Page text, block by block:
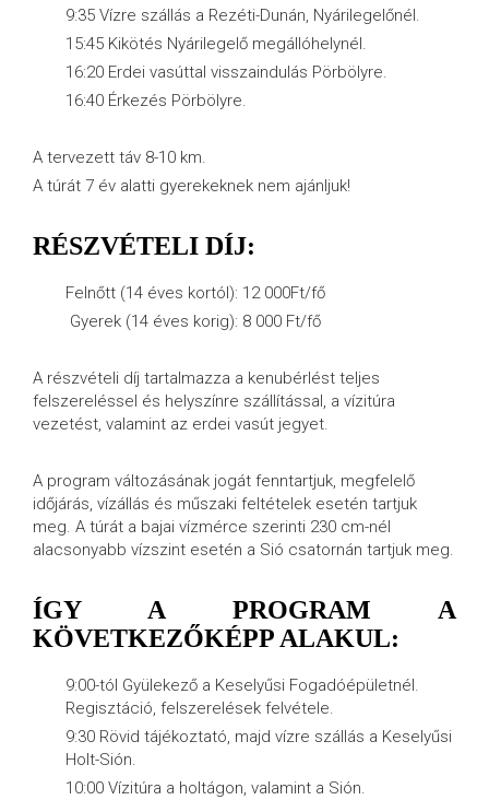
9:35 Vízre szállás a Rezéti-Dunán, Nyárilegelőnél.
15:45 Kikötés Nyárilegelő megállóhelynél.
16:20 Erdei vasúttal visszaindulás Pörbölyre.
16:40 Érkezés Pörbölyre.
A tervezett táv 8-10 km.
A túrát 7 év alatti gyerekeknek nem ajánljuk!
RÉSZVÉTELI DÍJ:
Felnőtt (14 éves kortól): 12 000Ft/fő
Gyerek (14 éves korig): 8 000 Ft/fő
A részvételi díj tartalmazza a kenubérlést teljes
felszereléssel és helyszínre szállítással, a vízitúra
vezetést, valamint az erdei vasút jegyet.
A program változásának jogát fenntartjuk, megfelelő
időjárás, vízállás és műszaki feltételek esetén tartjuk
meg. A túrát a bajai vízmérce szerinti 230 cm-nél
alacsonyabb vízszint esetén a Sió csatornán tartjuk meg.
ÍGY A PROGRAM A
KÖVETKEZŐKÉPP ALAKUL:
9:00-tól Gyülekező a Keselyűsi Fogadóépületnél.
Regisztáció, felszerelések felvétele.
9:30 Rövid tájékoztató, majd vízre szállás a Keselyűsi
Holt-Sión.
10:00 Vízitúra a holtágon, valamint a Sión.